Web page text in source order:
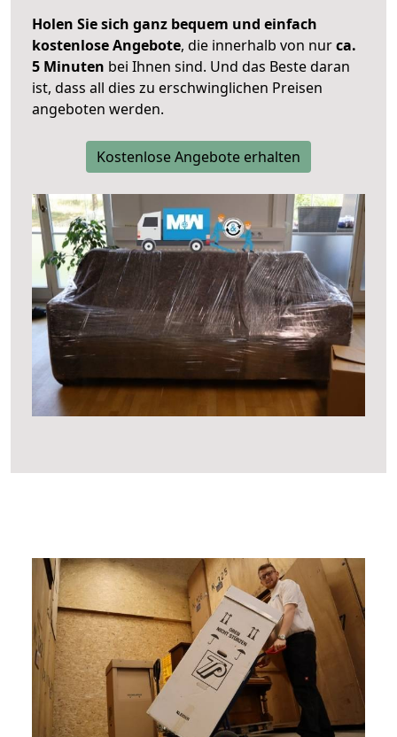
Holen Sie sich ganz bequem und einfach
kostenlose Angebote, die innerhalb von nurca.
5 Minuten bei Ihnen sind. Und das Beste daran
ist, dass all dies zu erschwinglichen Preisen
angeboten werden.
Kostenlose Angebote erhalten